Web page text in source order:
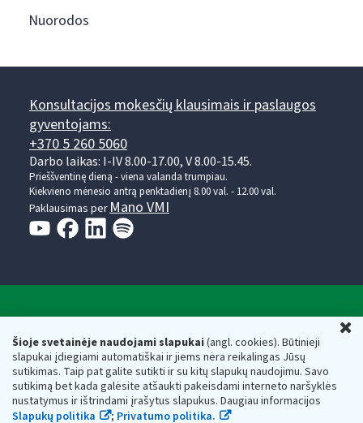
Šioje svetainėje naudojami slapukai(angl. cookies). Būtinieji
slapukai įdiegiami automatiškai ir jiems nėra reikalingas Jūsų
sutikimas. Taip pat galite sutikti ir su kitų slapukų naudojimu. Savo
sutikimą bet kada galėsite atšaukti pakeisdami interneto naršyklės
nustatymus ir ištrindami įrašytus slapukus. Daugiau informacijos
Slapukų politika
; Privatumo politika.
Nuorodos
Konsultacijos mokesčių klausimais ir paslaugos
gyventojams:
+370 5 260 5060
Darbo laikas: I-IV 8.00-17.00, V 8.00-15.45.
Prieššventinę dieną - viena valanda trumpiau.
Kiekvieno mėnesio antrą penktadienį 8.00 val. - 12.00 val.
Paklausimas per Mano VMI
Respublikos finansų ministerijos
Biudžetinė įstaiga. Juridinio asmens kodas — 188659752,
adresas: Vasario 16-osios g. 14, 01107 Vilnius, Lietuva, el.paštas:
vmi@vmi.lt, E. pristatymo dėžutės adresas 188659752
Duomenys apie Valstybinę mokesčių inspekciją prie Lietuvos